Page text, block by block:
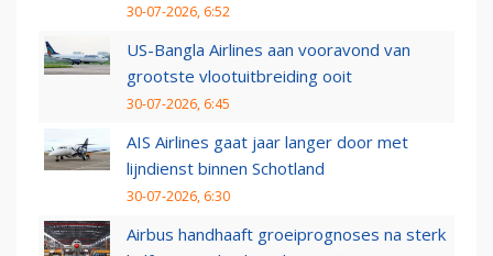
30-07-2026, 6:52
US-Bangla Airlines aan vooravond van
grootste vlootuitbreiding ooit
30-07-2026, 6:45
AIS Airlines gaat jaar langer door met
lijndienst binnen Schotland
30-07-2026, 6:30
Airbus handhaaft groeiprognoses na sterk